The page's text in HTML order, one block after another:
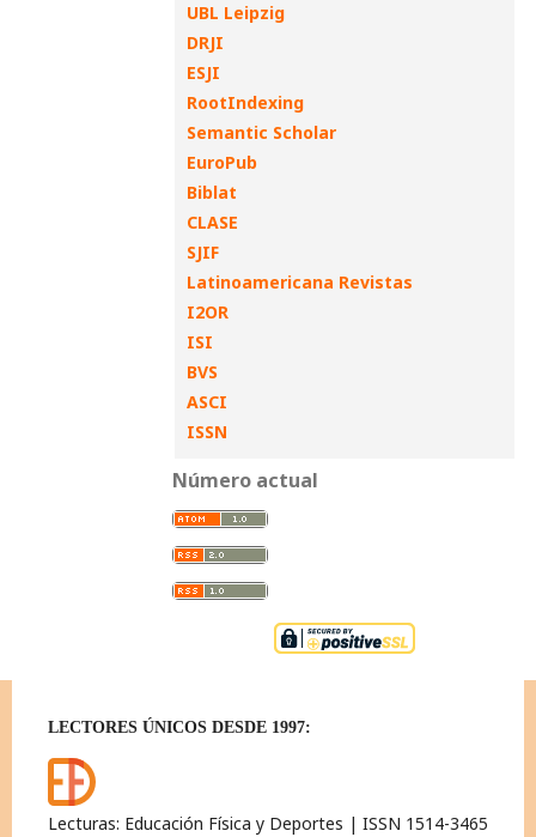
UBL Leipzig
DRJI
ESJI
RootIndexing
Semantic Scholar
EuroPub
Biblat
CLASE
SJIF
Latinoamericana Revistas
I2OR
ISI
BVS
ASCI
ISSN
Número actual
LECTORES ÚNICOS DESDE 1997:
Lecturas: Educación Física y Deportes | ISSN 1514-3465